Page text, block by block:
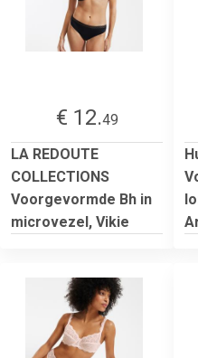
€ 12.49
LA REDOUTE
COLLECTIONS
Voorgevormde Bh in
microvezel, Vikie